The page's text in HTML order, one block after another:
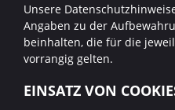
Unsere
Angaben zu der
beinhalten, die für die
vorrangig gelten.
EINSATZ VON